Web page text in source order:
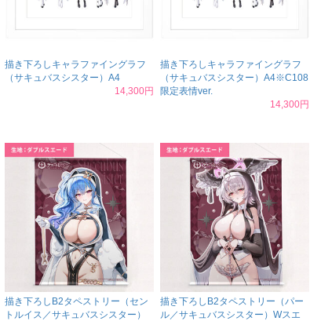
描き下ろしキャラファイングラフ
（サキュバスシスター）A4
14,300円
描き下ろしキャラファイングラフ
（サキュバスシスター）A4※C108
限定表情ver.
14,300円
描き下ろしB2タペストリー（セン
トルイス／サキュバスシスター）
描き下ろしB2タペストリー（パー
ル／サキュバスシスター）Wスエ